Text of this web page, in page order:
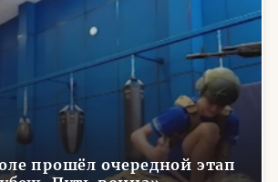
прошёл очередной этап